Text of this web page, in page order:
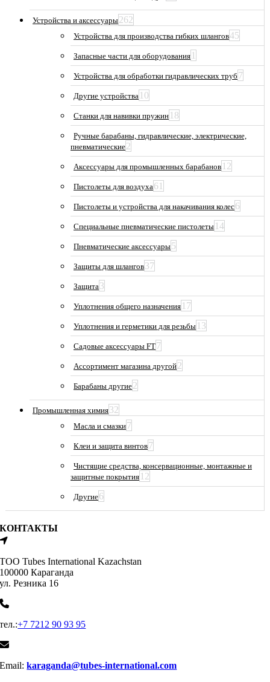
Устройства и аксессуары262
Устройства для производства гибких шлангов45
Запасные части для оборудования 1
Устройства для обработки гидравлических труб 7
Другие устройства 10
Станки для навивки пружин 18
Ручные барабаны, гидравлические, электрические,
пневматические2
Аксессуары для промышленных барабанов 12
Пистолеты для воздуха61
Пистолеты и устройства для накачивания колес6
Специальные пневматические пистолеты 14
Пневматические аксессуары5
Защиты для шлангов37
Защита3
Уплотнения общего назначения 17
Уплотнения и герметики для резьбы 13
Садовые аксессуары FT7
Ассортимент магазина другой2
Барабаны другие2
Промышленная химия32
Масла и смазки7
Клеи и защита винтов7
Чистящие средства, консервационные, монтажные и
защитные покрытия 12
Другие6
КОНТАКТЫ
ТОО Tubes International Kazachstan
100000 Караганда
ул. Резника 16
тел.:+7 7212 90 93 95
Email:karaganda@tubes-international.com